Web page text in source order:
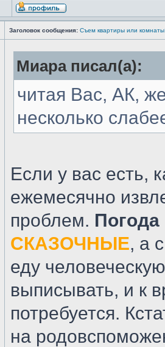
Заголовок сообщения: Съем квартиры или
Миара писал(а):
читая Вас, АК,
несколько
Если у вас есть,
ежемесячно
проблем. Погода
СКАЗОЧНЫЕ, а
еду
выписывать, и к
потребуется.
на